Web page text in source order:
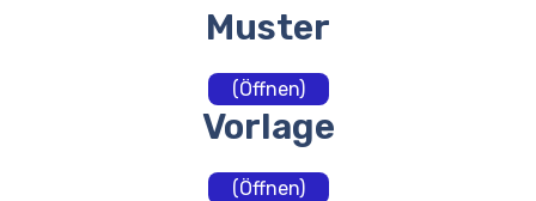
Muster
(Öffnen)
Vorlage
(Öffnen)